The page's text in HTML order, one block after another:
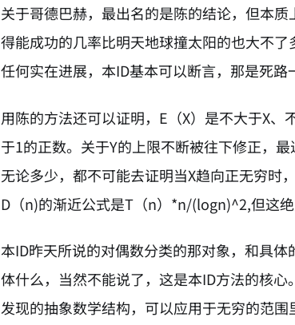
关于哥德巴赫，最出名的是陈的结论，但本
得能成功的几率比明天地球撞太阳的也大不
任何实在进展，本ID基本可以断言，那是死路
用陈的方法还可以证明，E（X）是不大于X
于1的正数。关于Y的上限不断被往下修正，
无论多少，都不可能去证明当X趋向正无穷时
D（n)的渐近公式是T（n）*n/(logn)^2,但这绝
本ID昨天所说的对偶数分类的那对象，和具
体什么，当然不能说了，这是本ID方法的核
发现的抽象数学结构，可以应用于无穷的范